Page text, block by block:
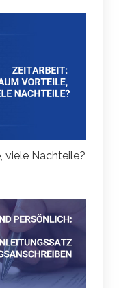
viele Nachteile?